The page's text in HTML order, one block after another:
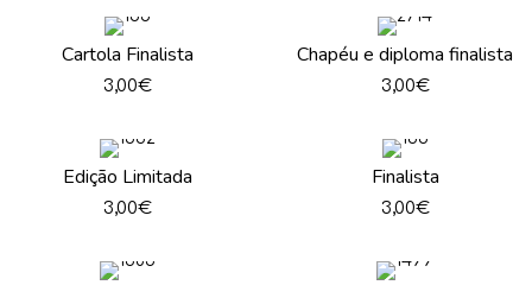
Cartola Finalista
3,00€
Chapéu e diploma finalista
3,00€
Edição Limitada
3,00€
Finalista
3,00€